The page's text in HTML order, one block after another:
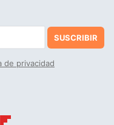
SUSCRIBIR
de privacidad